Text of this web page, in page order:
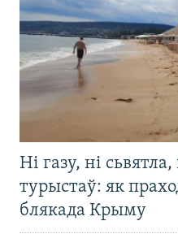
Ні газу, ні сьвятла,
турыстаў: як
блякада Крыму